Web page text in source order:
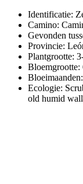
Identificatie:
Camino:
Gevonden
Provincie:
Plantgrootte:
Bloemgrootte:
Bloeimaanden:
Ecologie:
old humid